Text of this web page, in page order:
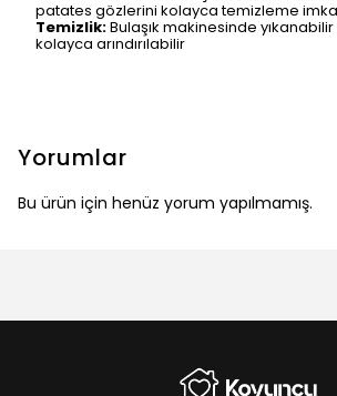
patates gözlerini kolayca temizleme
Temizlik:Bulaşık makinesinde
kolayca arındırılabilir
Yorumlar
Bu ürün için henüz yorum yapılmamış.